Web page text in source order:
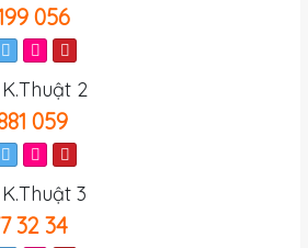
056
2
059
3
32 34